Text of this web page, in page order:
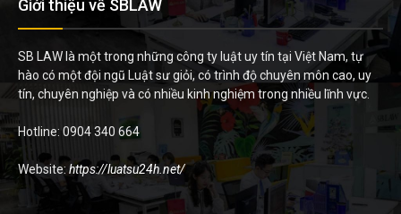
Giới thiệu về SBLAW
SB LAW là một trong những công ty luật uy tín tại Việt Nam, tự
hào có một đội ngũ Luật sư giỏi, có trình độ chuyên môn cao, uy
tín, chuyên nghiệp và có nhiều kinh nghiệm trong nhiều lĩnh vực.
Hotline: 0904 340 664
Website: https://luatsu24h.net/